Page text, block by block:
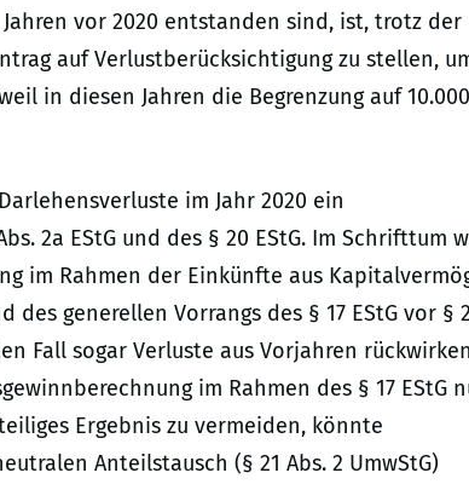
vor 2020 entstanden sind, ist, trotz der
auf Verlustberücksichtigung zu stellen,
in diesen Jahren die Begrenzung auf
im Jahr 2020 ein
2a EStG und des § 20 EStG. Im Schrifttum
im Rahmen der Einkünfte aus
generellen Vorrangs des § 17 EStG vor §
Fall sogar Verluste aus Vorjahren
im Rahmen des § 17 EStG
Ergebnis zu vermeiden, könnte
Anteilstausch (§ 21 Abs. 2 UmwStG)